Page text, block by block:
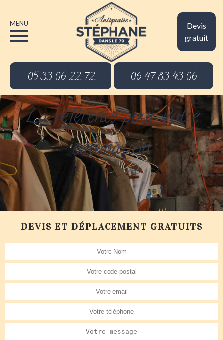
Devis
gratuit
MENU
05 33 06 22 72 06 47 83 43 06
La référence pour votre
estimation
DEVIS ET DÉPLACEMENT GRATUITS